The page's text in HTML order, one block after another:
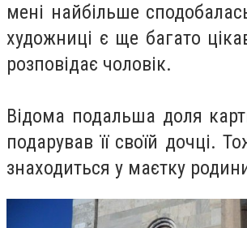
мені найбільше
художниці є ще багато
розповідає чоловік.
Відома подальша доля
подарував її своїй дочці.
знаходиться у маєтку